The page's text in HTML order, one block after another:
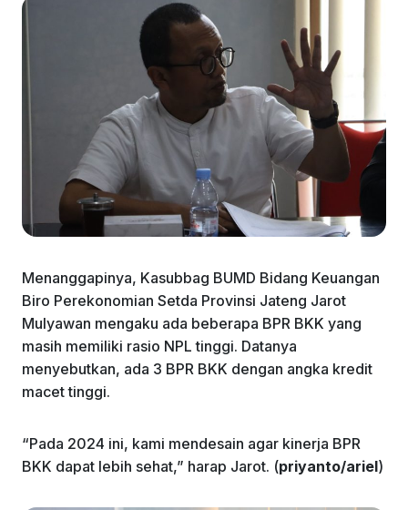
Menanggapinya, Kasubbag BUMD Bidang Keuangan
Biro Perekonomian Setda Provinsi Jateng Jarot
Mulyawan mengaku ada beberapa BPR BKK yang
masih memiliki rasio NPL tinggi. Datanya
menyebutkan, ada 3 BPR BKK dengan angka kredit
macet tinggi.
“Pada 2024 ini, kami mendesain agar kinerja BPR
BKK dapat lebih sehat,” harap Jarot. (priyanto/ariel)